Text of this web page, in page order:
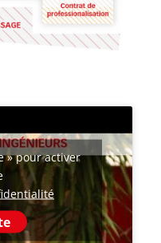
» pour activer